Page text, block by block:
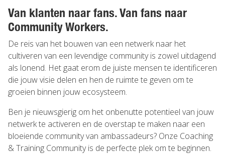
Van klanten naar fans. Van fans naar
Community Workers.
De reis van het bouwen van een netwerk naar het
cultiveren van een levendige community is zowel uitdagend
als lonend. Het gaat erom de juiste mensen te identificeren
die jouw visie delen en hen de ruimte te geven om te
groeien binnen jouw ecosysteem.
Ben je nieuwsgierig om het onbenutte potentieel van jouw
netwerk te activeren en de overstap te maken naar een
bloeiende community van ambassadeurs? Onze Coaching
& Training Community is de perfecte plek om te beginnen.